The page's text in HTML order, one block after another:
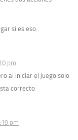
si es eso.
pm
al iniciar el juego solo
correcto
pm